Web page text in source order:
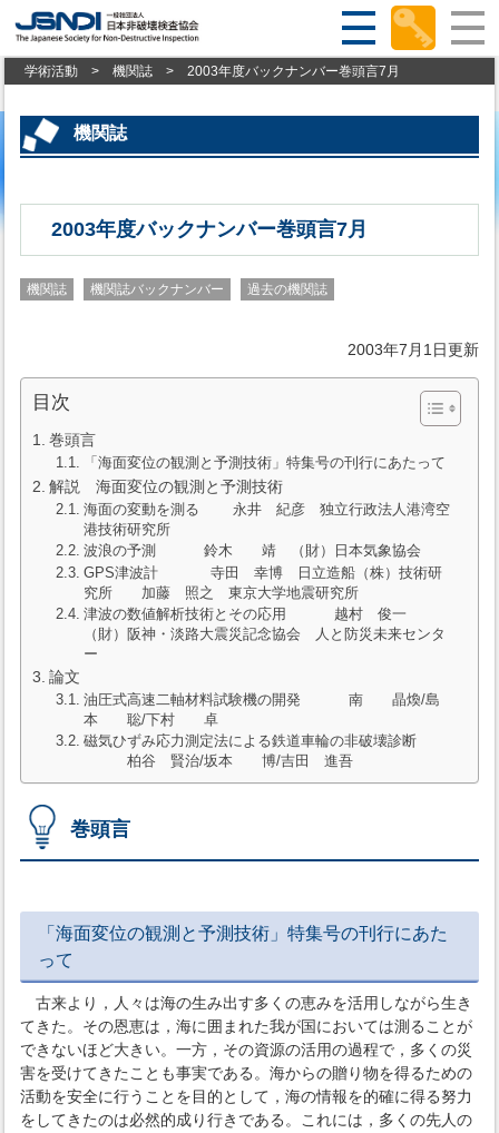
学術活動 > 機関誌 > 2003年度バックナンバー巻頭言7月
機関誌
2003年度バックナンバー巻頭言7月
機関誌 機関誌バックナンバー 過去の機関誌
2003年7月1日更新
目次
巻頭言
「海面変位の観測と予測技術」特集号の刊行にあたって
解説 海面変位の観測と予測技術
海面の変動を測る 永井 紀彦 独立行政法人港湾空
港技術研究所
波浪の予測 鈴木 靖 （財）日本気象協会
GPS津波計 寺田 幸博 日立造船（株）技術研
究所 加藤 照之 東京大学地震研究所
津波の数値解析技術とその応用 越村 俊一
（財）阪神・淡路大震災記念協会 人と防災未来センタ
ー
論文
油圧式高速二軸材料試験機の開発 南 晶煥/島
本 聡/下村 卓
磁気ひずみ応力測定法による鉄道車輪の非破壊診断
柏谷 賢治/坂本 博/吉田 進吾
巻頭言
「海面変位の観測と予測技術」特集号の刊行にあた
って
古来より，人々は海の生み出す多くの恵みを活用しながら生き
てきた。その恩恵は，海に囲まれた我が国においては測ることが
できないほど大きい。一方，その資源の活用の過程で，多くの災
害を受けてきたことも事実である。海からの贈り物を得るための
活動を安全に行うことを目的として，海の情報を的確に得る努力
をしてきたのは必然的成り行きである。これには，多くの先人の